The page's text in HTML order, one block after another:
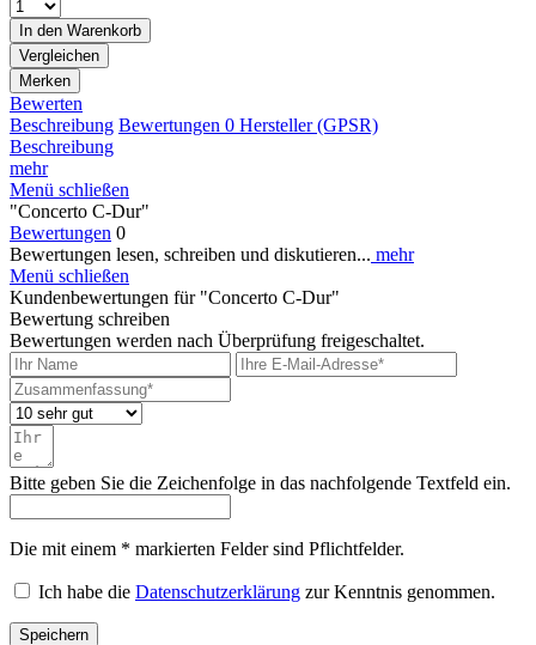
In den Warenkorb
Vergleichen
Merken
Bewerten
Beschreibung Bewertungen 0 Hersteller (GPSR)
Beschreibung
mehr
Menü schließen
"Concerto C-Dur"
Bewertungen 0
Bewertungen lesen, schreiben und diskutieren... mehr
Menü schließen
Kundenbewertungen für "Concerto C-Dur"
Bewertung schreiben
Bewertungen werden nach Überprüfung freigeschaltet.
Bitte geben Sie die Zeichenfolge in das nachfolgende Textfeld ein.
Die mit einem * markierten Felder sind Pflichtfelder.
Ich habe die Datenschutzerklärung zur Kenntnis genommen.
Speichern